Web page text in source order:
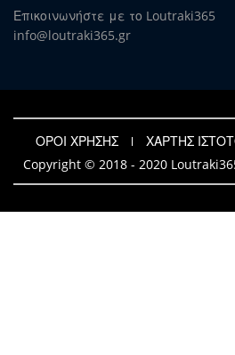
Επικοινωνήστε με το Loutraki365
info@loutraki365.gr
ΟΡΟΙ ΧΡΗΣΗΣ
ΧΑΡΤΗΣ
Copyright © 2018 - 2020